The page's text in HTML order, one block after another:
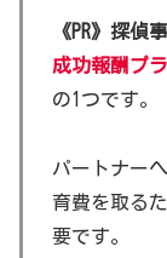
《PR》探偵
成功報酬プ
の1つです。
パートナー
育費を取る
要です。